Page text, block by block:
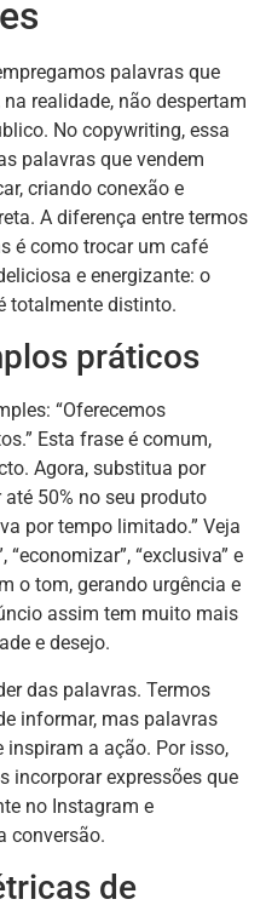
palavras que
realidade, não despertam
No copywriting, essa
palavras que vendem
criando conexão e
A diferença entre termos
é como trocar um café
e energizante: o
totalmente distinto.
práticos
“Oferecemos
Esta frase é comum,
Agora, substitua por
50% no seu produto
por tempo limitado.” Veja
“exclusiva” e
o tom, gerando urgência e
assim tem muito mais
e desejo.
das palavras. Termos
informar, mas palavras
inspiram a ação. Por isso,
incorporar expressões que
no Instagram e
conversão.
de